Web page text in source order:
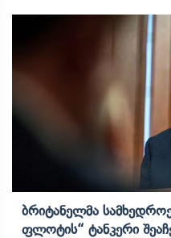
Ბრიტანელმა
Ფლოტის“ Ტანკერი